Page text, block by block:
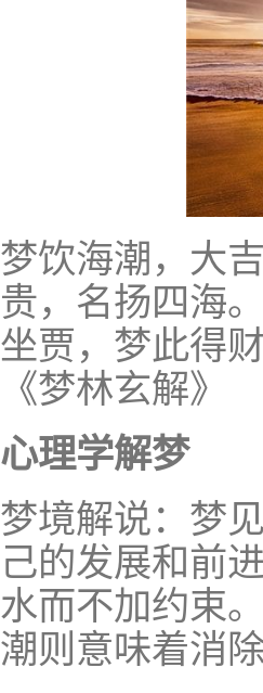
梦饮海潮，大
贵，名扬四海
坐贾，梦此得
《梦林玄解》
心理学解梦
梦境解说：梦
己的发展和前
水而不加约束
潮则意味着消